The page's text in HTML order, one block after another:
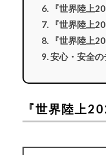
『世界陸上
『世界陸上
『世界陸上
安心・安全
『世界陸上